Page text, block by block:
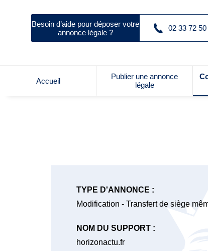
Besoin d’aide pour déposer votre
annonce légale ?
02 33 72 50
Accueil
Publier une annonce
légale
TYPE D'ANNONCE :
Modification - Transfert de siège
NOM DU SUPPORT :
horizonactu.fr